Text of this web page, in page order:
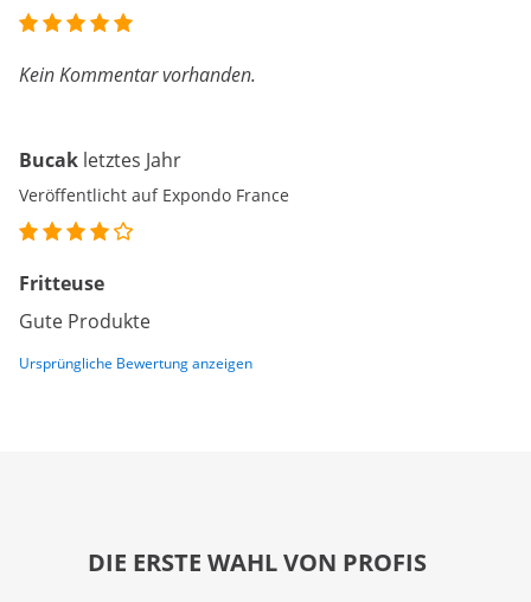
Kein Kommentar vorhanden.
Bucak letztes Jahr
Veröffentlicht auf Expondo France
Fritteuse
Gute Produkte
Ursprüngliche Bewertung anzeigen
DIE ERSTE WAHL VON PROFIS